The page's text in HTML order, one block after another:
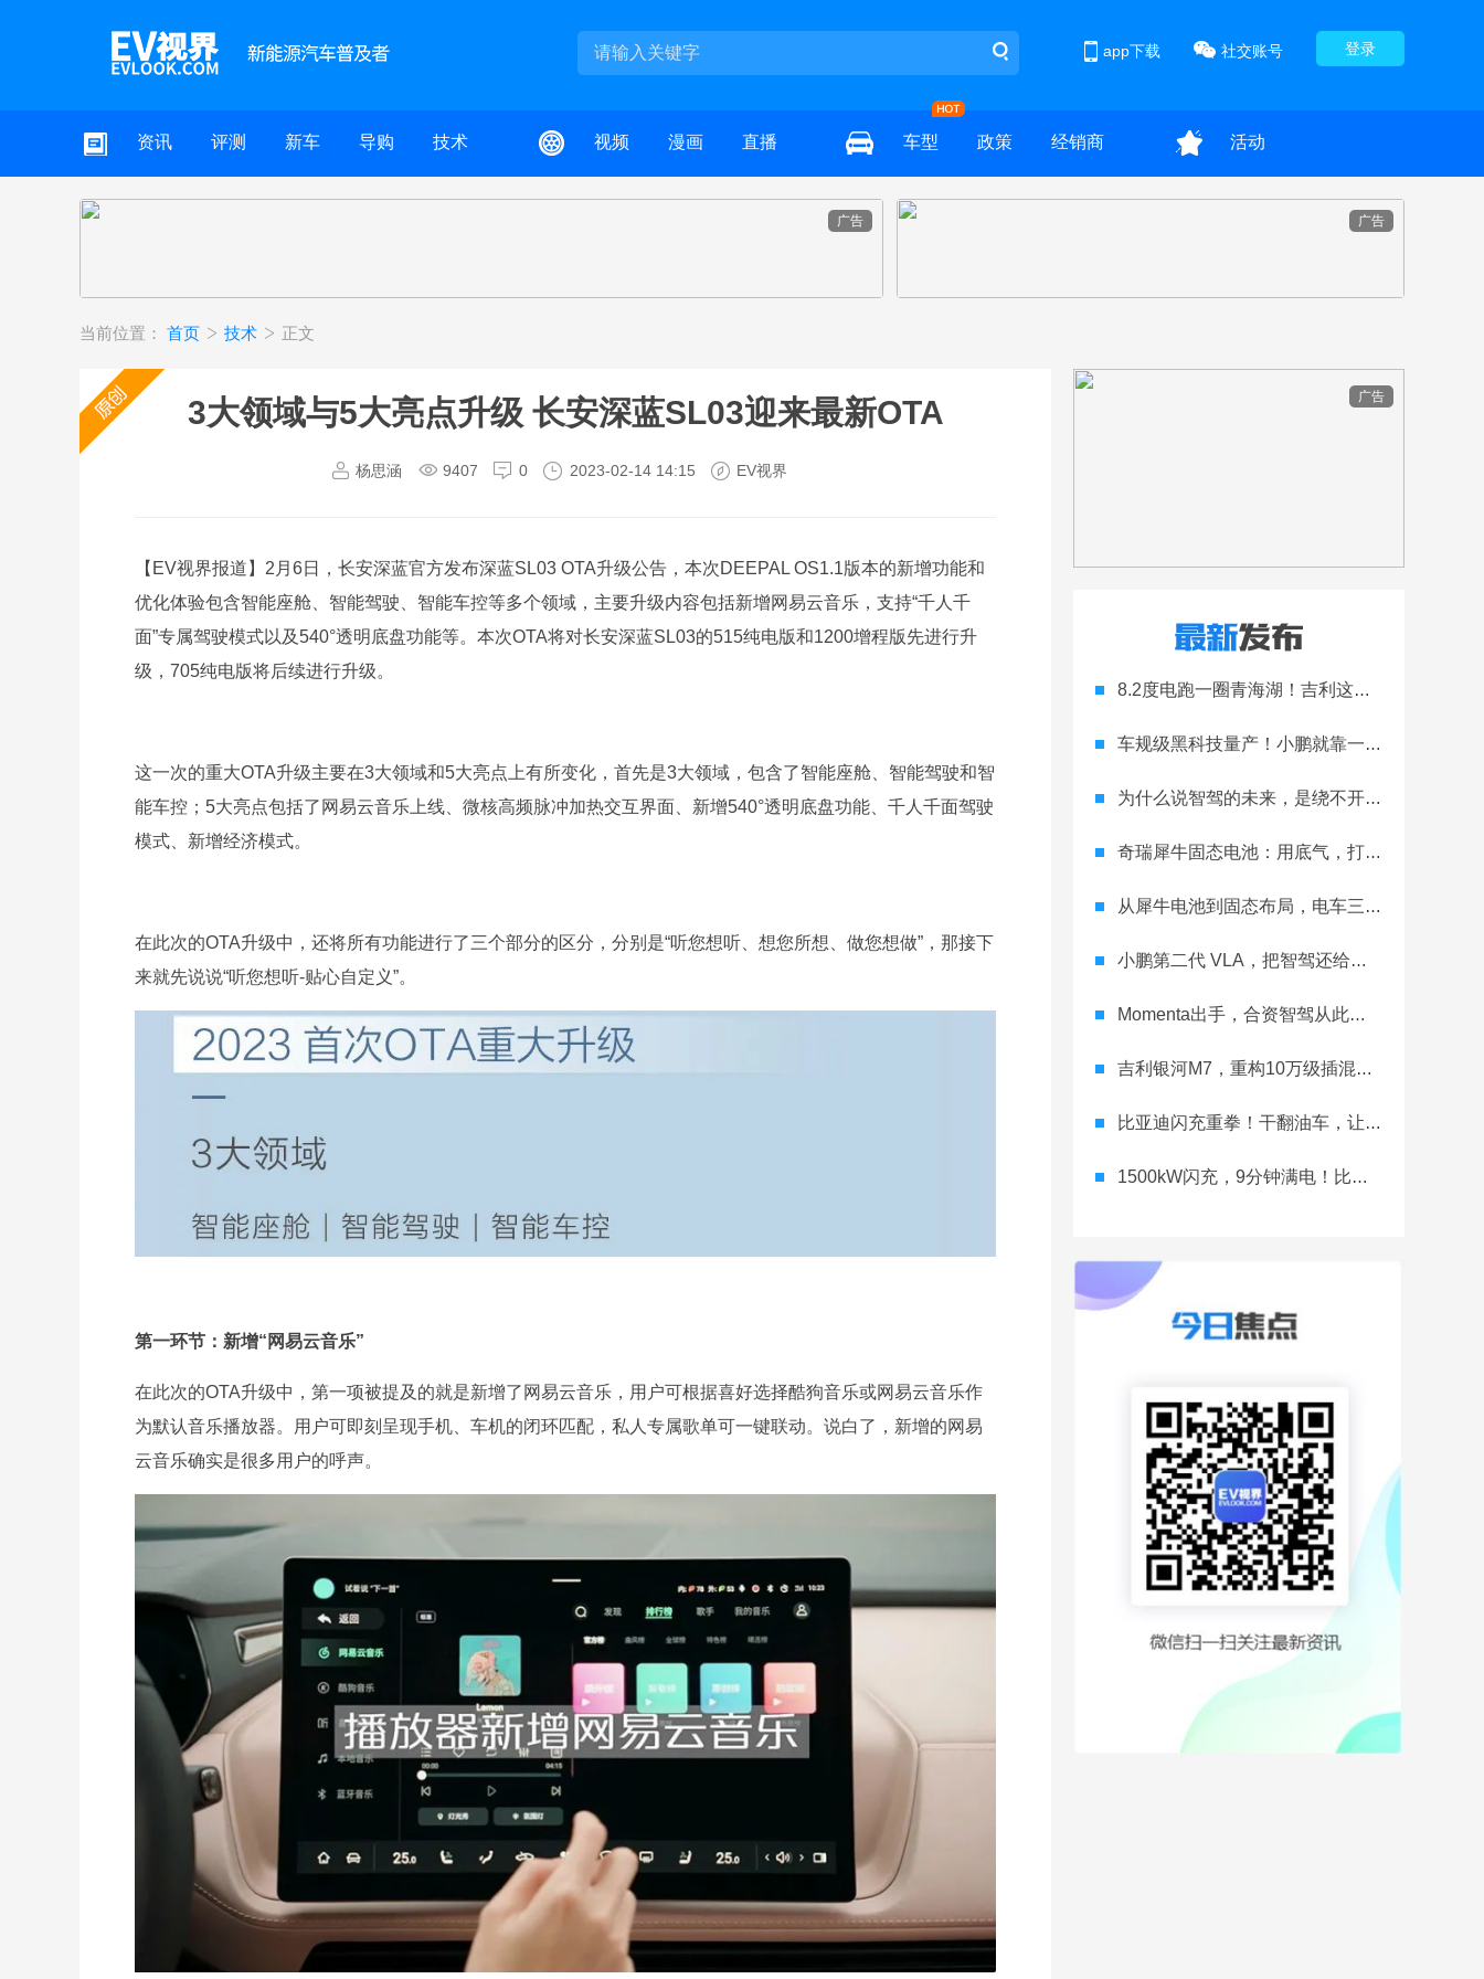
登录
社交账号
app下载
资讯 评测 新车 导购 技术 视频 漫画 直播 车型 政策 经销商 活动
广告 广告
当前位置： 首页 技术 正文
3大领域与5大亮点升级 长安深蓝SL03迎来最新OTA
杨思涵 9407 0 2023-02-14 14:15 EV视界
【EV视界报道】2月6日，长安深蓝官方发布深蓝SL03 OTA升级公告，本次DEEPAL OS1.1版本的新增功能和
优化体验包含智能座舱、智能驾驶、智能车控等多个领域，主要升级内容包括新增网易云音乐，支持“千人千
面”专属驾驶模式以及540°透明底盘功能等。本次OTA将对长安深蓝SL03的515纯电版和1200增程版先进行升
级，705纯电版将后续进行升级。
这一次的重大OTA升级主要在3大领域和5大亮点上有所变化，首先是3大领域，包含了智能座舱、智能驾驶和智
能车控；5大亮点包括了网易云音乐上线、微核高频脉冲加热交互界面、新增540°透明底盘功能、千人千面驾驶
模式、新增经济模式。
在此次的OTA升级中，还将所有功能进行了三个部分的区分，分别是“听您想听、想您所想、做您想做”，那接下
来就先说说“听您想听-贴心自定义”。
第一环节：新增“网易云音乐”
在此次的OTA升级中，第一项被提及的就是新增了网易云音乐，用户可根据喜好选择酷狗音乐或网易云音乐作
为默认音乐播放器。用户可即刻呈现手机、车机的闭环匹配，私人专属歌单可一键联动。说白了，新增的网易
云音乐确实是很多用户的呼声。
广告
8.2度电跑一圈青海湖！吉利这波电驱技术有点狠
车规级黑科技量产！小鹏就靠一块玻璃，直接拉开旗舰差距？
为什么说智驾的未来，是绕不开的物理 AI？
奇瑞犀牛固态电池：用底气，打破续航焦虑
从犀牛电池到固态布局，电车三大焦虑被奇瑞化解？
小鹏第二代 VLA，把智驾还给普通人
Momenta出手，合资智驾从此领跑？
吉利银河M7，重构10万级插混价值
比亚迪闪充重拳！干翻油车，让行业再无退路
1500kW闪充，9分钟满电！比亚迪真敢卷